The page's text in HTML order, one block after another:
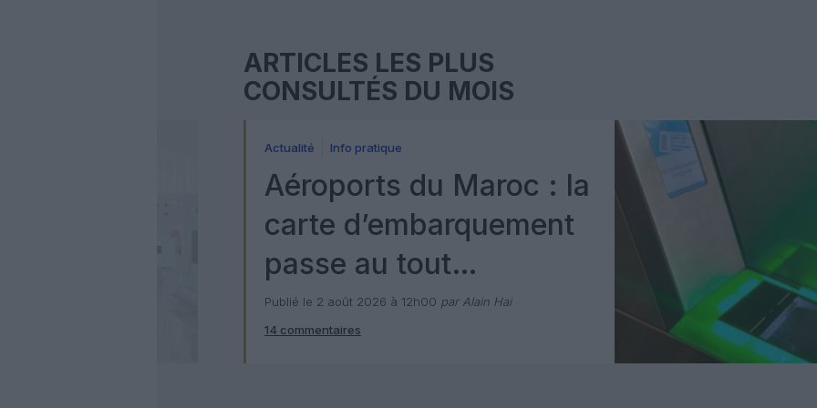
ARTICLES LES PLUS
CONSULTÉS DU MOIS
Actualité Info pratique
Aéroports du Maroc : la
carte d’embarquement
passe au tout
numérique avec Pax
Check
Publié le 2 août 2026 à 12h00 par Alain Hai
14 commentaires